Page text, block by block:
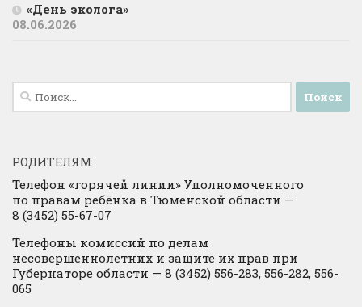
«День эколога»
08.06.2026
Найти:
РОДИТЕЛЯМ
Телефон «горячей линии» Уполномоченного
по правам ребёнка в Тюменской области —
8 (3452) 55-67-07
Телефоны комиссий по делам
несовершеннолетних и защите их прав при
Губернаторе области — 8 (3452) 556-283, 556-282, 556-
065